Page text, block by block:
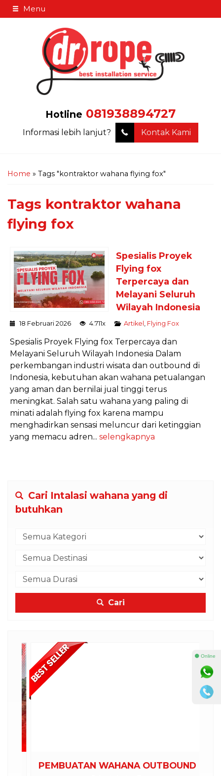
Menu
Hotline 081938894727
Informasi lebih lanjut? Kontak Kami
Home » Tags "kontraktor wahana flying fox"
Tags kontraktor wahana
flying fox
Spesialis Proyek
Flying fox
Terpercaya dan
Melayani Seluruh
Wilayah Indonesia
18 Februari 2026 4.711x Artikel Flying Fox
Spesialis Proyek Flying fox Terpercaya dan
Melayani Seluruh Wilayah Indonesia Dalam
perkembangan industri wisata dan outbound di
Indonesia, kebutuhan akan wahana petualangan
yang aman dan bernilai jual tinggi terus
meningkat. Salah satu wahana yang paling di
minati adalah flying fox karena mampu
menghadirkan sensasi meluncur dari ketinggian
yang memacu adren... selengkapnya
Cari Intalasi wahana yang di
butuhkan
Cari
PEMBUATAN WAHANA OUTBOUND
⚫ Online